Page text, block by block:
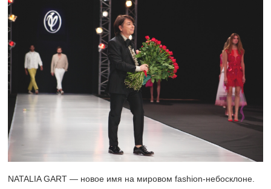
NATALIA GART — новое имя на мировом fashion-небосклоне.